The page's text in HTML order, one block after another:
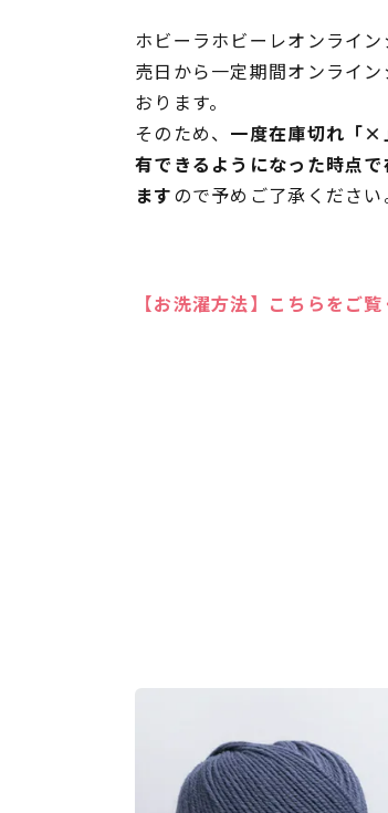
ホビーラホビーレオンライ
売日から一定期間オンライ
おります。
そのため、 一度在庫切れ「×
有できるようになった時点
ますので予めご了承ください
【お洗濯方法】こちらをご覧